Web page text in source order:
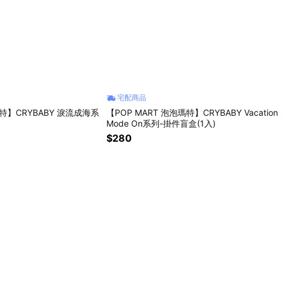
】CRYBABY 淚流成海系
宅配商品
【POP MART 泡泡瑪特】CRYBABY Vacation
Mode On系列-掛件盲盒(1入)
$280